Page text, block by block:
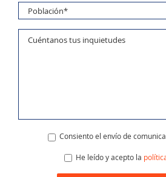
Consiento el envío de
He leído y acepto la